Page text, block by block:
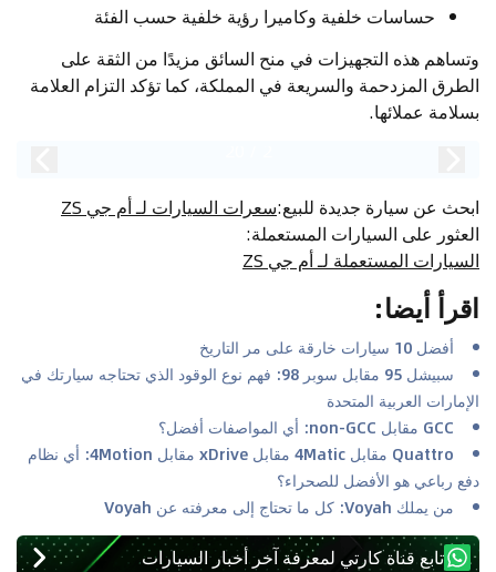
حساسات خلفية وكاميرا رؤية خلفية حسب الفئة
وتساهم هذه التجهيزات في منح السائق مزيدًا من الثقة على
الطرق المزدحمة والسريعة في المملكة، كما تؤكد التزام العلامة
بسلامة عملائها.
ابحث عن سيارة جديدة للبيع:سعرات السيارات لـ أم جي ZS
العثور على السيارات المستعملة:
السيارات المستعملة لـ أم جي ZS
اقرأ أيضا:
أفضل 10 سيارات خارقة على مر التاريخ
سبيشل 95 مقابل سوبر 98: فهم نوع الوقود الذي تحتاجه سيارتك في
الإمارات العربية المتحدة
GCC مقابل non-GCC: أي المواصفات أفضل؟
Quattro مقابل 4Matic مقابل xDrive مقابل 4Motion: أي نظام
دفع رباعي هو الأفضل للصحراء؟
من يملك Voyah: كل ما تحتاج إلى معرفته عن Voyah
تابع قناة كارتي لمعرفة آخر أخبار السيارات